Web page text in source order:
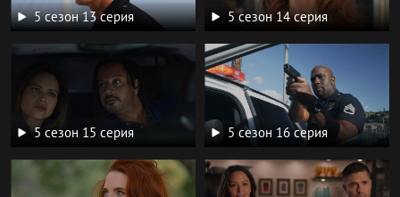
5 сезон 13 серия 5 сезон 14 серия
5 сезон 15 серия 5 сезон 16 серия